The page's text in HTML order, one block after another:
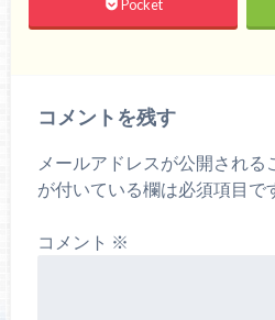
Pocket
コメントを残す
メールアドレスが公開される
が付いている欄は必須項目で
コメント ※